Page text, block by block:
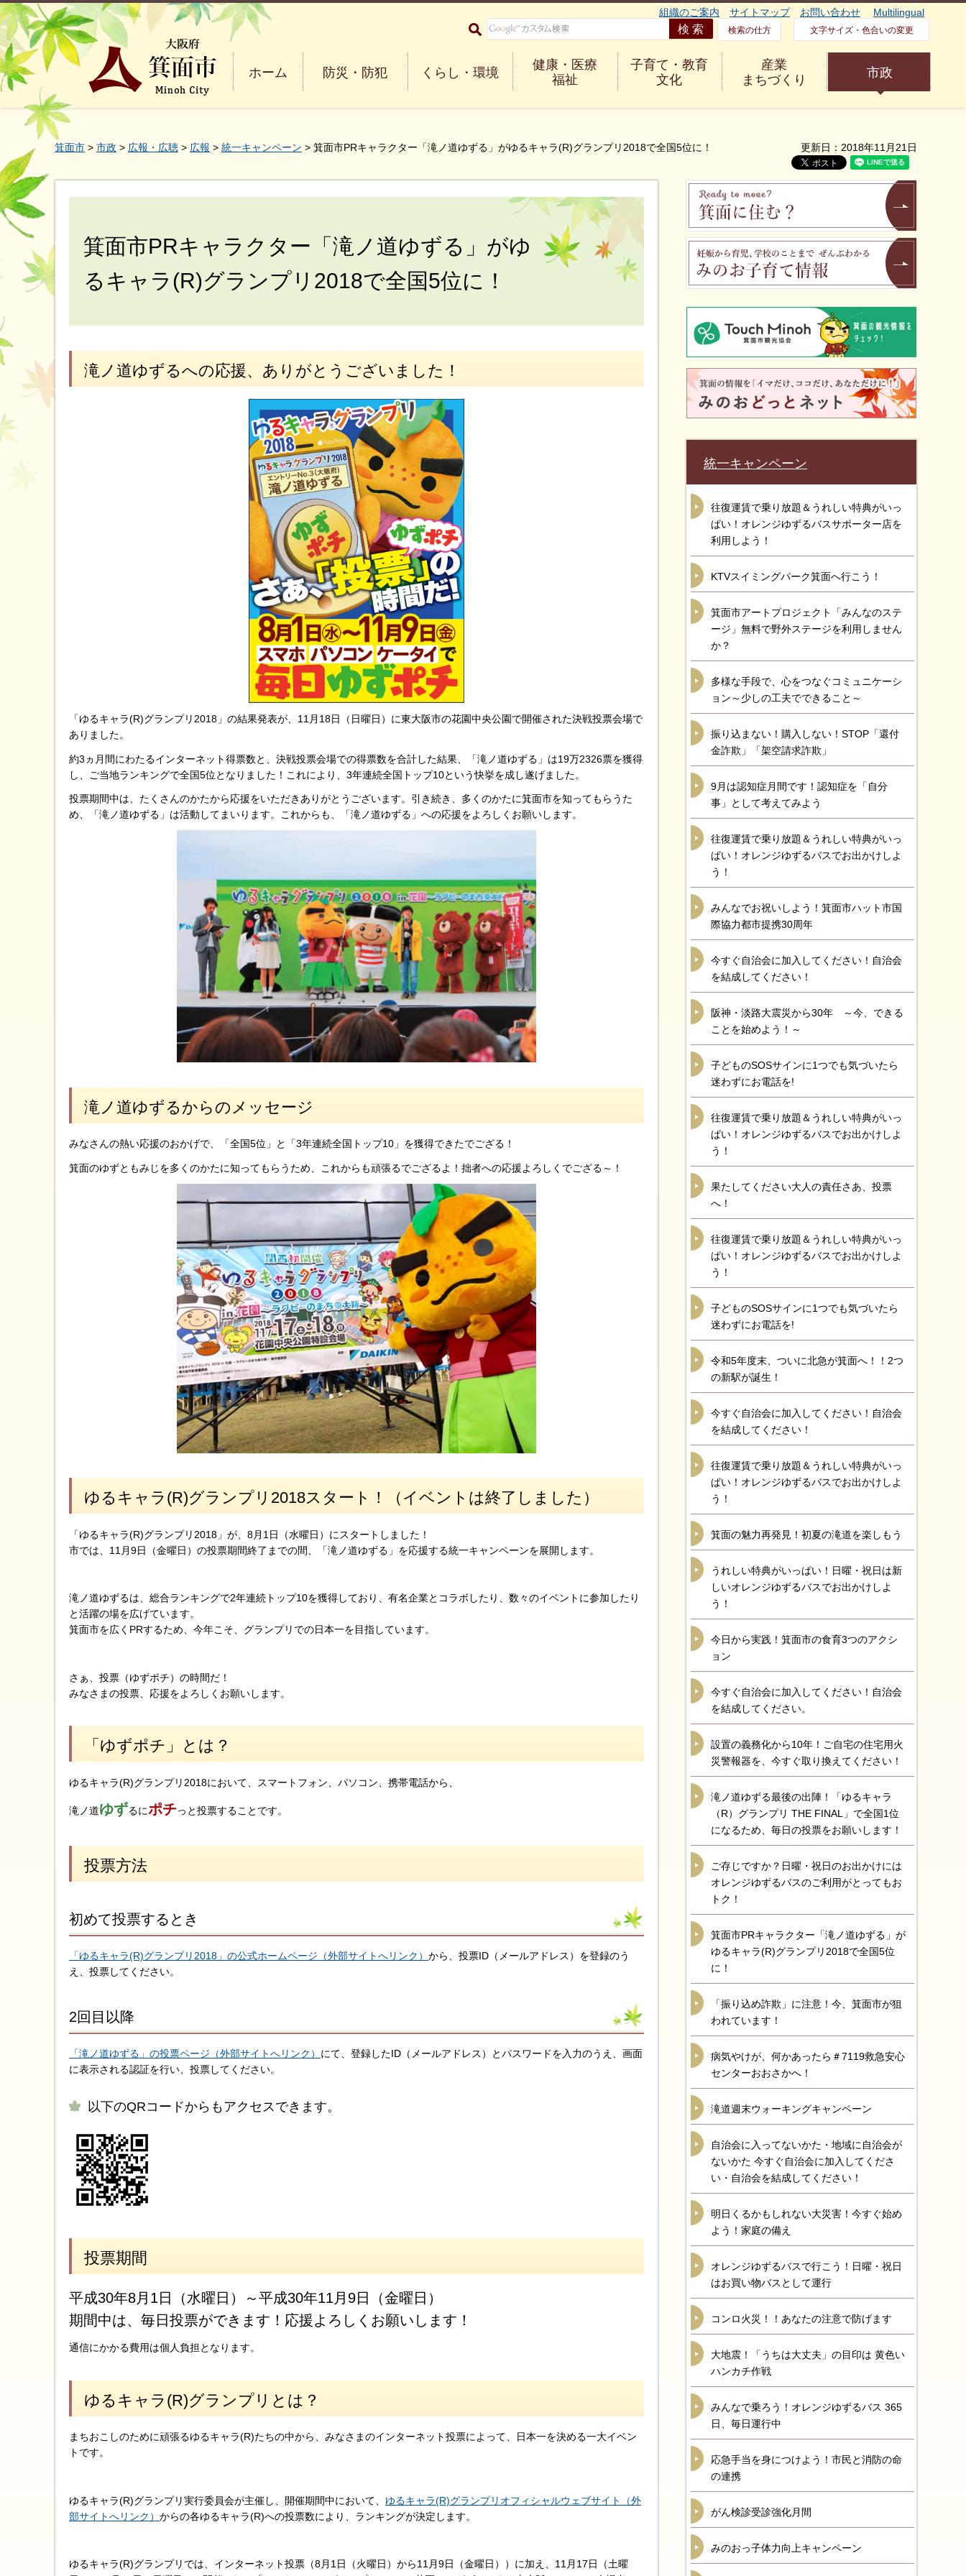
大阪府箕面市 Minoh City
組織のご案内 サイトマップ お問い合わせ Multilingual
検索の仕方 文字サイズ・色合いの変更
ホーム 防災・防犯 くらし・環境
健康・医療
福祉
子育て・教育
文化
産業
まちづくり
市政
箕面市 > 市政 > 広報・広聴 > 広報 > 統一キャンペーン > 箕面市PRキャラクター「滝ノ道ゆずる」がゆるキャラ(R)グランプリ2018で全国5位に！ 更新日：2018年11月21日
箕面市PRキャラクター「滝ノ道ゆずる」がゆ
るキャラ(R)グランプリ2018で全国5位に！
滝ノ道ゆずるへの応援、ありがとうございました！
「ゆるキャラ(R)グランプリ2018」の結果発表が、11月18日（日曜日）に東大阪市の花園中央公園で開催された決戦投票会場で
ありました。
約3ヵ月間にわたるインターネット得票数と、決戦投票会場での得票数を合計した結果、「滝ノ道ゆずる」は19万2326票を獲得
し、ご当地ランキングで全国5位となりました！これにより、3年連続全国トップ10という快挙を成し遂げました。
投票期間中は、たくさんのかたから応援をいただきありがとうございます。引き続き、多くのかたに箕面市を知ってもらうた
め、「滝ノ道ゆずる」は活動してまいります。これからも、「滝ノ道ゆずる」への応援をよろしくお願いします。
滝ノ道ゆずるからのメッセージ
みなさんの熱い応援のおかげで、「全国5位」と「3年連続全国トップ10」を獲得できたでござる！
箕面のゆずともみじを多くのかたに知ってもらうため、これからも頑張るでござるよ！拙者への応援よろしくでござる～！
ゆるキャラ(R)グランプリ2018スタート！（イベントは終了しました）
「ゆるキャラ(R)グランプリ2018」が、8月1日（水曜日）にスタートしました！
市では、11月9日（金曜日）の投票期間終了までの間、「滝ノ道ゆずる」を応援する統一キャンペーンを展開します。
滝ノ道ゆずるは、総合ランキングで2年連続トップ10を獲得しており、有名企業とコラボしたり、数々のイベントに参加したり
と活躍の場を広げています。
箕面市を広くPRするため、今年こそ、グランプリでの日本一を目指しています。
さぁ、投票（ゆずポチ）の時間だ！
みなさまの投票、応援をよろしくお願いします。
「ゆずポチ」とは？
ゆるキャラ(R)グランプリ2018において、スマートフォン、パソコン、携帯電話から、
滝ノ道ゆずるにポチっと投票することです。
投票方法
初めて投票するとき
「ゆるキャラ(R)グランプリ2018」の公式ホームページ（外部サイトへリンク） から、投票ID（メールアドレス）を登録のう
え、投票してください。
2回目以降
「滝ノ道ゆずる」の投票ページ（外部サイトへリンク） にて、登録したID（メールアドレス）とパスワードを入力のうえ、画面
に表示される認証を行い、投票してください。
以下のQRコードからもアクセスできます。
投票期間
平成30年8月1日（水曜日）～平成30年11月9日（金曜日）
期間中は、毎日投票ができます！応援よろしくお願いします！
通信にかかる費用は個人負担となります。
ゆるキャラ(R)グランプリとは？
まちおこしのために頑張るゆるキャラ(R)たちの中から、みなさまのインターネット投票によって、日本一を決める一大イベン
トです。
ゆるキャラ(R)グランプリ実行委員会が主催し、開催期間中において、 ゆるキャラ(R)グランプリオフィシャルウェブサイト（外
部サイトへリンク） からの各ゆるキャラ(R)への投票数により、ランキングが決定します。
ゆるキャラ(R)グランプリでは、インターネット投票（8月1日（火曜日）から11月9日（金曜日））に加え、11月17日（土曜
統一キャンペーン
往復運賃で乗り放題＆うれしい特典がいっ
ぱい！オレンジゆずるバスサポーター店を
利用しよう！
KTVスイミングパーク箕面へ行こう！
箕面市アートプロジェクト「みんなのステ
ージ」無料で野外ステージを利用しません
か？
多様な手段で、心をつなぐコミュニケーシ
ョン～少しの工夫でできること～
振り込まない！購入しない！STOP「還付
金詐欺」「架空請求詐欺」
9月は認知症月間です！認知症を「自分
事」として考えてみよう
往復運賃で乗り放題＆うれしい特典がいっ
ぱい！オレンジゆずるバスでお出かけしよ
う！
みんなでお祝いしよう！箕面市ハット市国
際協力都市提携30周年
今すぐ自治会に加入してください！自治会
を結成してください！
阪神・淡路大震災から30年 ～今、できる
ことを始めよう！～
子どものSOSサインに1つでも気づいたら
迷わずにお電話を!
往復運賃で乗り放題＆うれしい特典がいっ
ぱい！オレンジゆずるバスでお出かけしよ
う！
果たしてください大人の責任さあ、投票
へ！
往復運賃で乗り放題＆うれしい特典がいっ
ぱい！オレンジゆずるバスでお出かけしよ
う！
子どものSOSサインに1つでも気づいたら
迷わずにお電話を!
令和5年度末、ついに北急が箕面へ！！2つ
の新駅が誕生！
今すぐ自治会に加入してください！自治会
を結成してください！
往復運賃で乗り放題＆うれしい特典がいっ
ぱい！オレンジゆずるバスでお出かけしよ
う！
箕面の魅力再発見！初夏の滝道を楽しもう
うれしい特典がいっぱい！日曜・祝日は新
しいオレンジゆずるバスでお出かけしよ
う！
今日から実践！箕面市の食育3つのアクシ
ョン
今すぐ自治会に加入してください！自治会
を結成してください。
設置の義務化から10年！ご自宅の住宅用火
災警報器を、今すぐ取り換えてください！
滝ノ道ゆずる最後の出陣！「ゆるキャラ
（R）グランプリ THE FINAL」で全国1位
になるため、毎日の投票をお願いします！
ご存じですか？日曜・祝日のお出かけには
オレンジゆずるバスのご利用がとってもお
トク！
箕面市PRキャラクター「滝ノ道ゆずる」が
ゆるキャラ(R)グランプリ2018で全国5位
に！
「振り込め詐欺」に注意！今、箕面市が狙
われています！
病気やけが、何かあったら＃7119救急安心
センターおおさかへ！
滝道週末ウォーキングキャンペーン
自治会に入ってないかた・地域に自治会が
ないかた 今すぐ自治会に加入してくださ
い・自治会を結成してください！
明日くるかもしれない大災害！今すぐ始め
よう！家庭の備え
オレンジゆずるバスで行こう！日曜・祝日
はお買い物バスとして運行
コンロ火災！！あなたの注意で防げます
大地震！「うちは大丈夫」の目印は 黄色い
ハンカチ作戦
みんなで乗ろう！オレンジゆずるバス 365
日、毎日運行中
応急手当を身につけよう！市民と消防の命
の連携
がん検診受診強化月間
みのおっ子体力向上キャンペーン